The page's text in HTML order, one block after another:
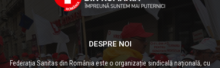
DESPRE NOI
Federația Sanitas din România este o organizație sindicală națională, cu